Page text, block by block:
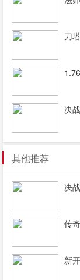
刀
决
其他推荐
决
传
新